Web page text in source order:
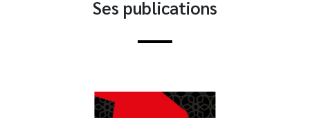
Ses publications